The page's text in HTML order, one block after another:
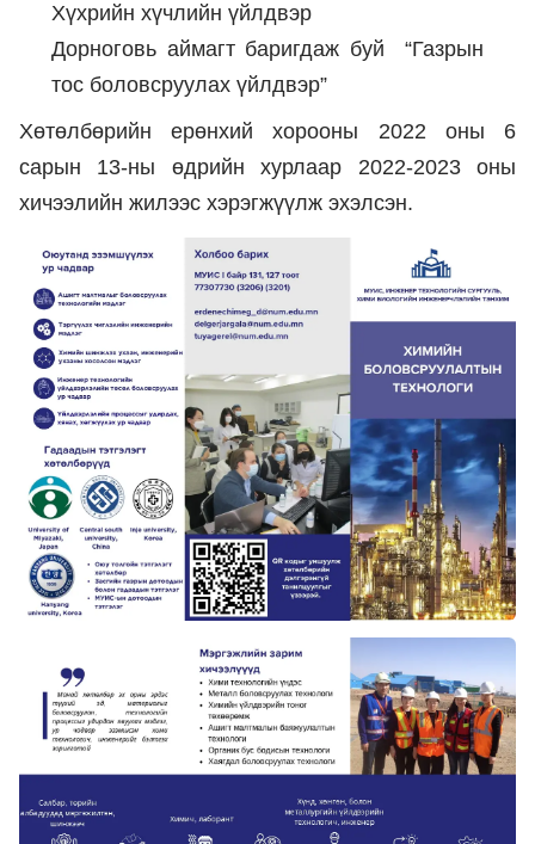
Хүхрийн хүчлийн үйлдвэр
Дорноговь аймагт баригдаж буй “Газрын
тос боловсруулах үйлдвэр”
Хөтөлбөрийн ерөнхий хорооны 2022 оны 6
сарын 13-ны өдрийн хурлаар 2022-2023 оны
хичээлийн жилээс хэрэгжүүлж эхэлсэн.